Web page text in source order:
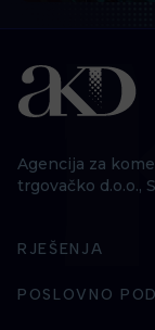
Agencija za
trgovačko d.o.o.,
RJEŠENJA
POSLOVNO